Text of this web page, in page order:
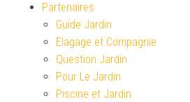
Partenaires
Guide Jardin
Elagage et Compagnie
Question Jardin
Pour Le Jardin
Piscine et Jardin